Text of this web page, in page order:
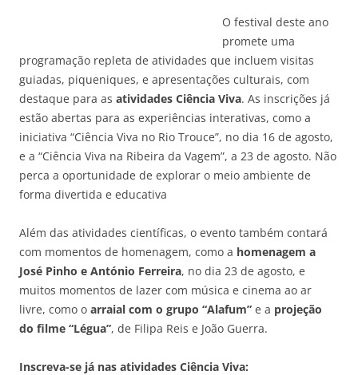
O festival deste ano
promete uma
programação repleta de atividades que incluem visitas
guiadas, piqueniques, e apresentações culturais, com
destaque para as atividades Ciência Viva. As inscrições já
estão abertas para as experiências interativas, como a
iniciativa “Ciência Viva no Rio Trouce”, no dia 16 de agosto,
e a “Ciência Viva na Ribeira da Vagem”, a 23 de agosto. Não
perca a oportunidade de explorar o meio ambiente de
forma divertida e educativa
Além das atividades científicas, o evento também contará
com momentos de homenagem, como a homenagem a
José Pinho e António Ferreira, no dia 23 de agosto, e
muitos momentos de lazer com música e cinema ao ar
livre, como o arraial com o grupo “Alafum” e a projeção
do filme “Légua”, de Filipa Reis e João Guerra.
Inscreva-se já nas atividades Ciência Viva: